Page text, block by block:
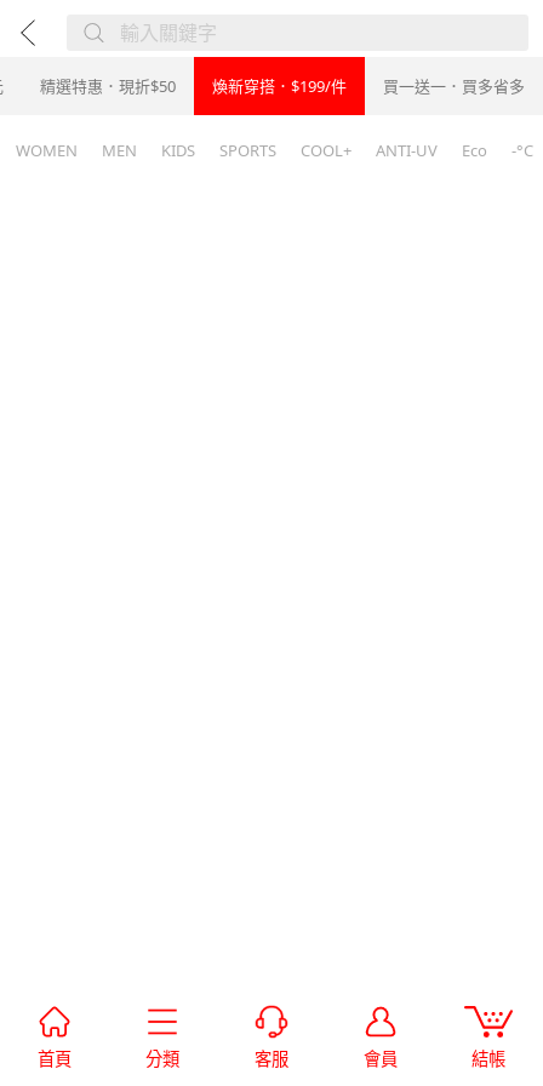
首頁 分類 客服 會員 結帳
精選特惠．現折$50 煥新穿搭．$199/件 買一送一．買多省多
WOMEN MEN KIDS SPORTS COOL+ ANTI-UV Eco -°C